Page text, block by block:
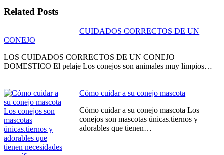
Related Posts
CUIDADOS CORRECTOS DE UN
CONEJO
LOS CUIDADOS CORRECTOS DE UN CONEJO
DOMESTICO El pelaje Los conejos son animales muy limpios…
Cómo cuidar a su conejo mascota
Cómo cuidar a su conejo mascota Los
conejos son mascotas únicas.tiernos y
adorables que tienen…